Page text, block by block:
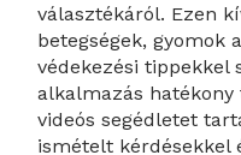
választékáról. Ezen
betegségek, gyomok
védekezési tippekkel
alkalmazás
videós segédletet
ismételt kérdésekkel